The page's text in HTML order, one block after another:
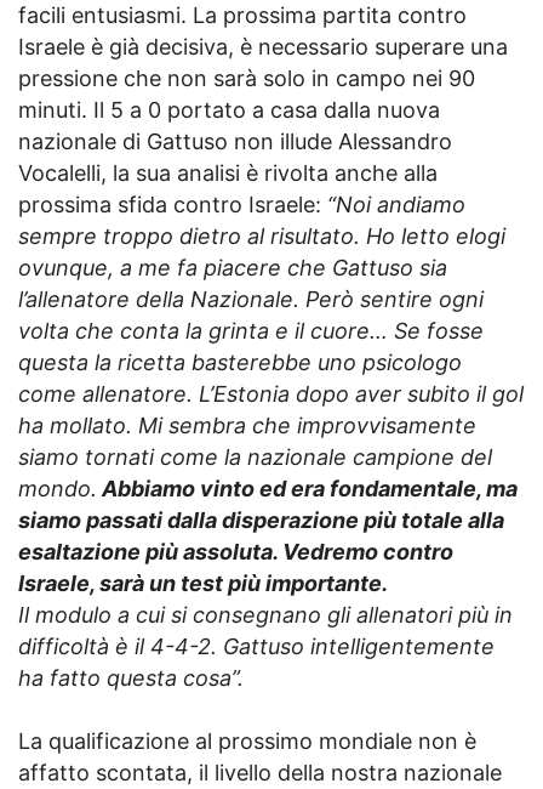
facili entusiasmi. La prossima partita contro
Israele è già decisiva, è necessario superare una
pressione che non sarà solo in campo nei 90
minuti. Il 5 a 0 portato a casa dalla nuova
nazionale di Gattuso non illude Alessandro
Vocalelli, la sua analisi è rivolta anche alla
prossima sfida contro Israele: “Noi andiamo
sempre troppo dietro al risultato. Ho letto elogi
ovunque, a me fa piacere che Gattuso sia
l’allenatore della Nazionale. Però sentire ogni
volta che conta la grinta e il cuore… Se fosse
questa la ricetta basterebbe uno psicologo
come allenatore. L’Estonia dopo aver subito il gol
ha mollato. Mi sembra che improvvisamente
siamo tornati come la nazionale campione del
mondo. Abbiamo vinto ed era fondamentale, ma
siamo passati dalla disperazione più totale alla
esaltazione più assoluta. Vedremo contro
Israele, sarà un test più importante.
Il modulo a cui si consegnano gli allenatori più in
difficoltà è il 4-4-2. Gattuso intelligentemente
ha fatto questa cosa”.
La qualificazione al prossimo mondiale non è
affatto scontata, il livello della nostra nazionale